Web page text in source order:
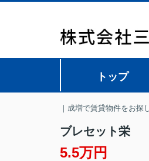
トップ
｜成増で賃貸物件をお探
ブレセット栄
5.5万円